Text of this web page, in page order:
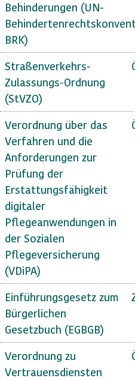
Behinderungen (UN-
BRK)
Straßenverkehrs-
Zulassungs-Ordnung
(StVZO)
Verordnung über das
Verfahren und die
Anforderungen zur
Prüfung der
Erstattungsfähigkeit
digitaler
Pflegeanwendungen in
der Sozialen
Pflegeversicherung
(VDiPA)
Einführungsgesetz zum
Bürgerlichen
Gesetzbuch (EGBGB)
Verordnung zu
Vertrauensdiensten